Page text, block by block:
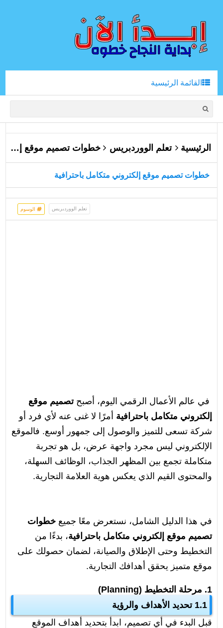
القائمة الرئيسية
الرئيسية تعلم الووردبريس خطوات تصميم موقع إلكتروني متكامل باحترافية
خطوات تصميم موقع إلكتروني متكامل باحترافية
الوسوم تعلم الووردبريس
في عالم الأعمال الرقمي اليوم، أصبحتصميم موقع
إلكتروني متكامل باحترافية أمرًا لا غنى عنه لأي فرد أو
شركة تسعى للتميز والوصول إلى جمهور أوسع. فالموقع
الإلكتروني ليس مجرد واجهة عرض، بل هو تجربة
متكاملة تجمع بين المظهر الجذاب، الوظائف السهلة،
والمحتوى القيم الذي يعكس هوية العلامة التجارية.
في هذا الدليل الشامل، نستعرض معًا جميعخطوات
تصميم موقع إلكتروني متكامل باحترافية، بدءًا من
التخطيط وحتى الإطلاق والصيانة، لضمان حصولك على
موقع متميز يحقق أهدافك التجارية.
1. مرحلة التخطيط (Planning)
1.1 تحديد الأهداف والرؤية
قبل البدء في أي تصميم، ابدأ بتحديد أهداف الموقع